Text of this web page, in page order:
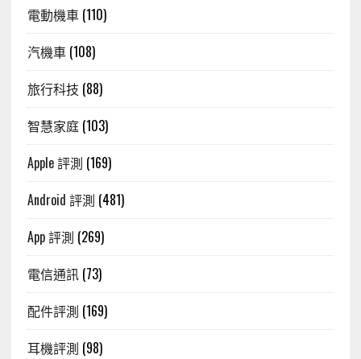
電動機車(110)
汽機車(108)
旅行科技 (88)
智慧家庭(103)
Apple 評測 (169)
Android 評測 (481)
App 評測 (269)
電信通訊(73)
配件評測 (169)
耳機評測 (98)